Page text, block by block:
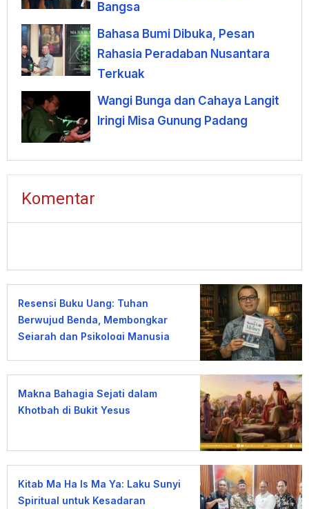
Bangsa
Bahasa Bumi Dibuka, Pesan
Rahasia Peradaban Nusantara
Terkuak
Wangi Bunga dan Cahaya Langit
Iringi Misa Gunung Padang
Komentar
Resensi Buku Uang: Tuhan
Berwujud Benda, Membongkar
Sejarah dan Psikologi Manusia
Makna Bahagia Sejati dalam
Khotbah di Bukit Yesus
Kitab Ma Ha Is Ma Ya: Laku Sunyi
Spiritual untuk Kesadaran